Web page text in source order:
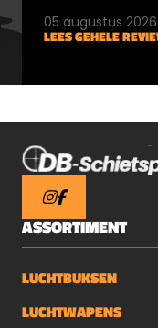
LEES GEHELE
05 augustus 2026
ASSORTIMENT
LUCHTBUKSEN
LUCHTWAPENS